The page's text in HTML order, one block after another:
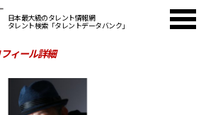
日本最大級のタレント情報網
タレント検索「タレントデータバンク」
ィール詳細